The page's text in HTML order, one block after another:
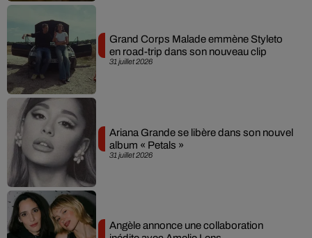
31 juillet 2026
Grand Corps Malade emmène Styleto
en road-trip dans son nouveau clip
31 juillet 2026
Ariana Grande se libère dans son nouvel
album « Petals »
Angèle annonce une collaboration